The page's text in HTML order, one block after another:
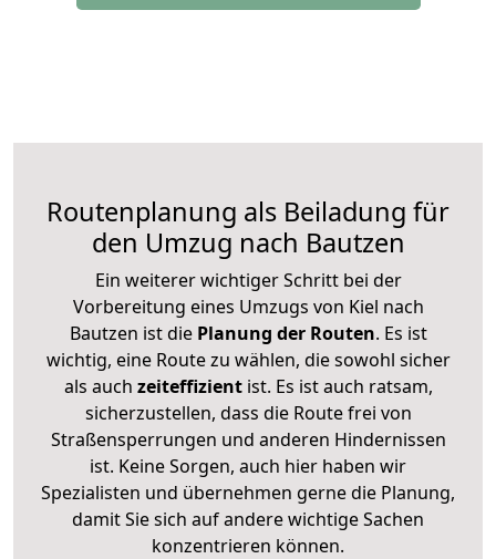
Routenplanung als Beiladung für
den Umzug nach Bautzen
Ein weiterer wichtiger Schritt bei der
Vorbereitung eines Umzugs von Kiel nach
Bautzen ist diePlanung der Routen. Es ist
wichtig, eine Route zu wählen, die sowohl sicher
als auch zeiteffizientist. Es ist auch ratsam,
sicherzustellen, dass die Route frei von
Straßensperrungen und anderen Hindernissen
ist. Keine Sorgen, auch hier haben wir
Spezialisten und übernehmen gerne die Planung,
damit Sie sich auf andere wichtige Sachen
konzentrieren können.